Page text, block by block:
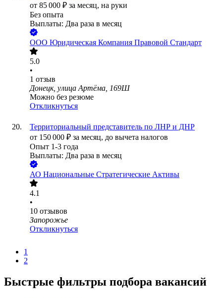
от 85 000 ₽ за месяц, на руки
Без опыта
Выплаты: Два раза в месяц
ООО Юридическая Компания Правовой Стандарт
5.0
•
1 отзыв
Донецк, улица Артёма, 169Ш
Можно без резюме
Откликнуться
Территориальный представитель по ЛНР и ДНР
от 150 000 ₽ за месяц, до вычета налогов
Опыт 1-3 года
Выплаты: Два раза в месяц
АО Национальные Стратегические Активы
4.1
•
10 отзывов
Запорожье
Откликнуться
1
2
Быстрые фильтры подбора вакансий